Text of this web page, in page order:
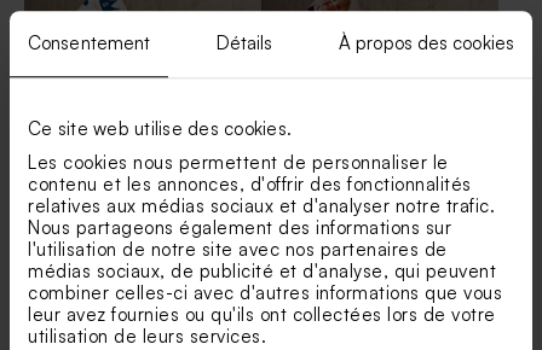
Consentement Détails À propos des cookies
Ce site web utilise des cookies.
Les cookies nous permettent de personnaliser le
contenu et les annonces, d'offrir des fonctionnalités
relatives aux médias sociaux et d'analyser notre trafic.
Nous partageons également des informations sur
l'utilisation de notre site avec nos partenaires de
médias sociaux, de publicité et d'analyse, qui peuvent
combiner celles-ci avec d'autres informations que vous
leur avez fournies ou qu'ils ont collectées lors de votre
utilisation de leurs services.
Bonbon fête rose pastel 700
gr (± 500 ex)
Diffuseur de parfum fête
rose
Guirlande anniversaire
couronne
Guirlande anniversaire
garçon ballon